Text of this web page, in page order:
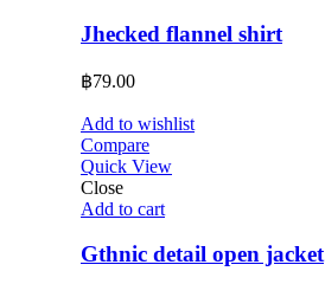
Jhecked flannel shirt
฿79.00
Add to wishlist
Compare
Quick View
Close
Add to cart
Gthnic detail open jacket